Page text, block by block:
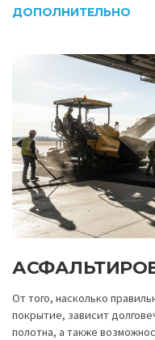
ДОПОЛНИТЕЛЬНО
От того, насколько
покрытие, зависит
полотна, а также